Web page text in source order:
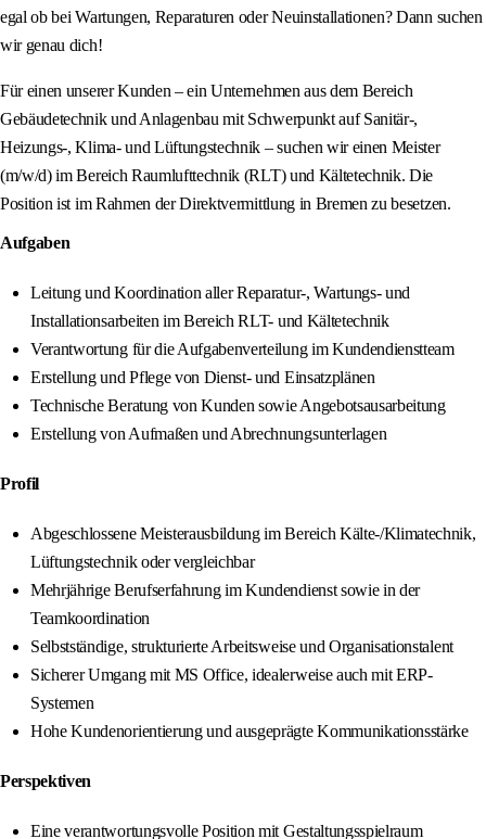
egal ob bei Wartungen, Reparaturen oder Neuinstallationen? Dann suchen
wir genau dich!
Für einen unserer Kunden – ein Unternehmen aus dem Bereich
Gebäudetechnik und Anlagenbau mit Schwerpunkt auf Sanitär-,
Heizungs-, Klima- und Lüftungstechnik – suchen wir einen Meister
(m/w/d) im Bereich Raumlufttechnik (RLT) und Kältetechnik. Die
Position ist im Rahmen der Direktvermittlung in Bremen zu besetzen.
Aufgaben
Leitung und Koordination aller Reparatur-, Wartungs- und
Installationsarbeiten im Bereich RLT- und Kältetechnik
Verantwortung für die Aufgabenverteilung im Kundendienstteam
Erstellung und Pflege von Dienst- und Einsatzplänen
Technische Beratung von Kunden sowie Angebotsausarbeitung
Erstellung von Aufmaßen und Abrechnungsunterlagen
Profil
Abgeschlossene Meisterausbildung im Bereich Kälte-/Klimatechnik,
Lüftungstechnik oder vergleichbar
Mehrjährige Berufserfahrung im Kundendienst sowie in der
Teamkoordination
Selbstständige, strukturierte Arbeitsweise und Organisationstalent
Sicherer Umgang mit MS Office, idealerweise auch mit ERP-
Systemen
Hohe Kundenorientierung und ausgeprägte Kommunikationsstärke
Perspektiven
Eine verantwortungsvolle Position mit Gestaltungsspielraum